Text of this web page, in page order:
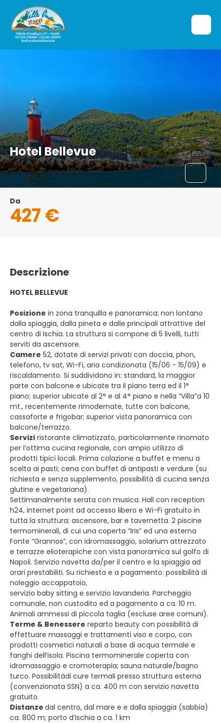
Hotel Bellevue
Da
427 €
Descrizione
HOTEL BELLEVUE
Posizione in zona tranquilla e panoramica; non lontano
dalla spiaggia, dalla pineta e dalle principali attrattive del
centro di Ischia. La struttura si compone di 5 livelli, tutti
serviti da ascensore.
Camere 52, dotate di servizi privati con doccia, phon,
telefono, tv sat, Wi-Fi, aria condizionata (15/06 - 15/09) e
riscaldamento. Si suddividono in: standard, la maggior
parte con balcone e ubicate tra il piano terra ed il 1°
piano; superior ubicate al 2° e al 4° piano e nella “Villa”a 10
mt., recentemente rimodernate, tutte con balcone,
cassaforte e frigobar; superior vista panoramica con
balcone/terrazzo.
Servizi ristorante climatizzato, particolarmente rinomato
per l’ottima cucina regionale, con ampio utilizzo di
prodotti tipici locali. Prima colazione a buffet e menu a
scelta ai pasti; cena con buffet di antipasti e verdure (su
richiesta e senza supplemento, possibilità di cucina senza
glutine e vegetariana).
Settimanalmente serata con musica. Hall con reception
h24, internet point ad accesso libero e Wi-Fi gratuito in
tutta la struttura; ascensore, bar e tavernetta. 2 piscine
termominerali, di cui una coperta “Iris” ed una esterna
Fonte “Grannos”, con idromassaggio, solarium attrezzato
e terrazze elioterapiche con vista panoramica sul golfo di
Napoli. Servizio navetta da/per il centro e la spiaggia ad
orari prestabiliti. Su richiesta e a pagamento: possibilità di
noleggio accappatoio,
servizio baby sitting e servizio lavanderia. Parcheggio
comunale, non custodito ed a pagamento a ca. 10 m.
Animali ammessi di piccola taglia (escluse aree comuni).
Terme & Benessere reparto beauty con possibilità di
effettuare massaggi e trattamenti viso e corpo, con
prodotti cosmetici naturali a base di acqua termale e
fanghi dell’isola. Piscina termominerale coperta con
idromassaggio e cromoterapia; sauna naturale/bagno
turco. Possibilitàdi cure termali presso struttura esterna
(convenzionata SSN) a ca. 400 m con servizio navetta
gratuito.
Distanze dal centro, dal mare e e dalla spiaggia (sabbia)
ca. 800 m; porto d’Ischia a ca. 1 km